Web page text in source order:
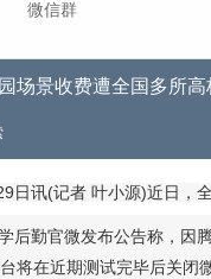
微信群
场景收费遭全国多所
日讯(记者 叶小源)近日，
勤官微发布公告称，因腾
将在近期测试完毕后关闭